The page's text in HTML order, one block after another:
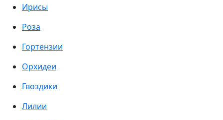
Ирисы
Роза
Гортензии
Орхидеи
Гвоздики
Лилии